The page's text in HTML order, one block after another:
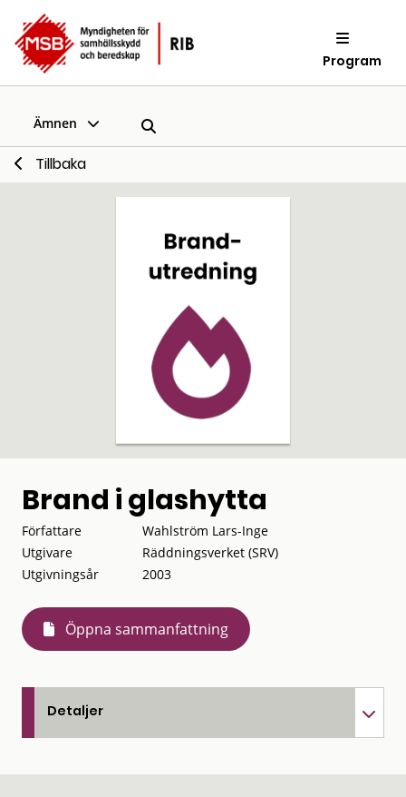
Program
Ämnen
Tillbaka
Brand i glashytta
Författare
Wahlström Lars-Inge
Utgivare
Räddningsverket (SRV)
Utgivningsår
2003
Öppna sammanfattning
Detaljer